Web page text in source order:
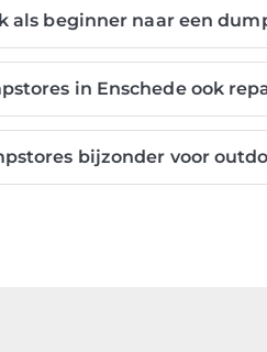
als beginner naar een
in Enschede ook
bijzonder voor